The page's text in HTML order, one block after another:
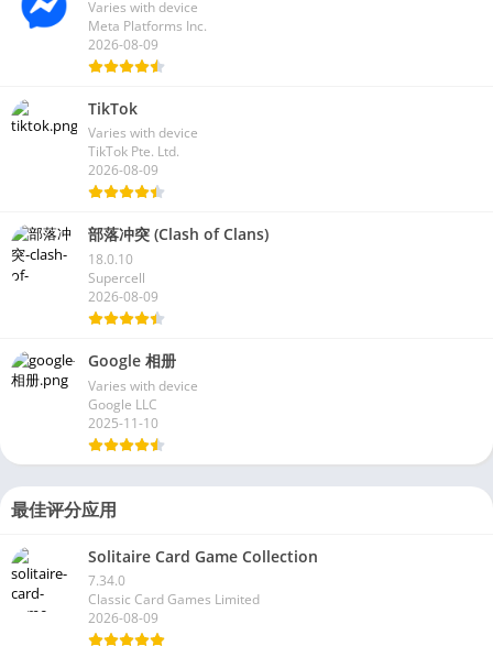
Messenger
Varies with device
Meta Platforms Inc.
TikTok
Varies with device
TikTok Pte. Ltd.
部落冲突 (Clash of Clans)
18.0.10
Supercell
Google 相册
Varies with device
Google LLC
最佳评分应用
Solitaire Card Game Collection
7.34.0
Classic Card Games Limited